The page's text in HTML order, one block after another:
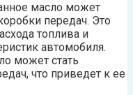
масло может
передач. Это
топлива и
автомобиля.
может стать
что приведет к ее